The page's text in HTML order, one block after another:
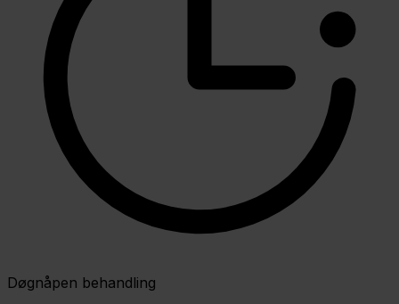
Døgnåpen behandling